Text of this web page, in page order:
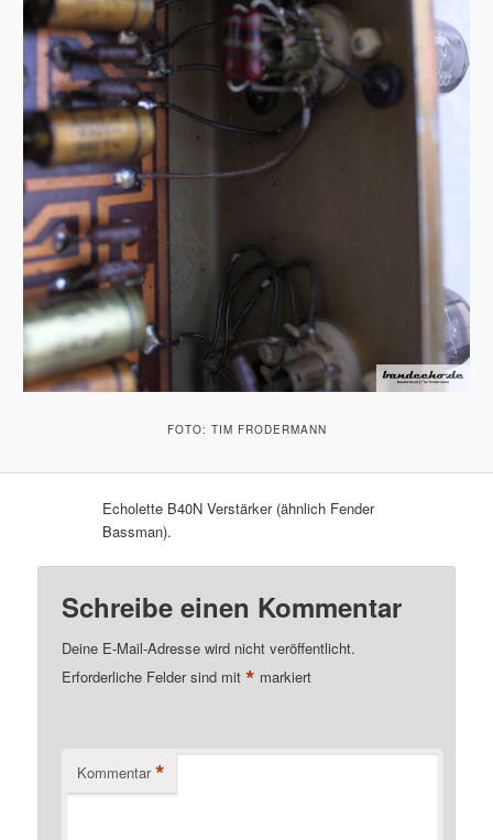
FOTO: TIM FRODERMANN
Echolette B40N Verstärker (ähnlich Fender
Bassman).
Schreibe einen Kommentar
Deine E-Mail-Adresse wird nicht veröffentlicht.
Erforderliche Felder sind mit* markiert
Kommentar *